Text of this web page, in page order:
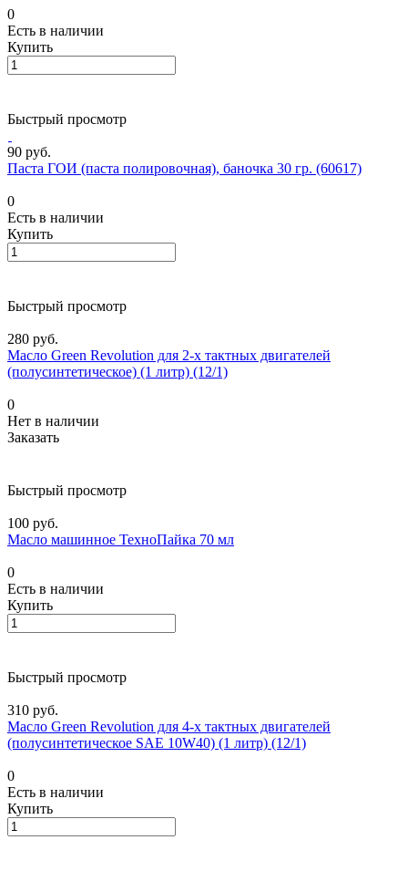
0
Есть в наличии
Купить
Быстрый просмотр
90 руб.
Паста ГОИ (паста полировочная), баночка 30 гр. (60617)
0
Есть в наличии
Купить
Быстрый просмотр
280 руб.
Масло Green Revolution для 2-х тактных двигателей
(полусинтетическое) (1 литр) (12/1)
0
Нет в наличии
Заказать
Быстрый просмотр
100 руб.
Масло машинное ТехноПайка 70 мл
0
Есть в наличии
Купить
Быстрый просмотр
310 руб.
Масло Green Revolution для 4-х тактных двигателей
(полусинтетическое SAE 10W40) (1 литр) (12/1)
0
Есть в наличии
Купить